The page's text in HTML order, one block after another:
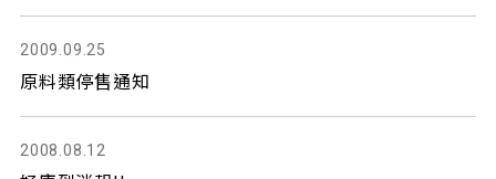
2009.09.25
原料類停售通知
2008.08.12